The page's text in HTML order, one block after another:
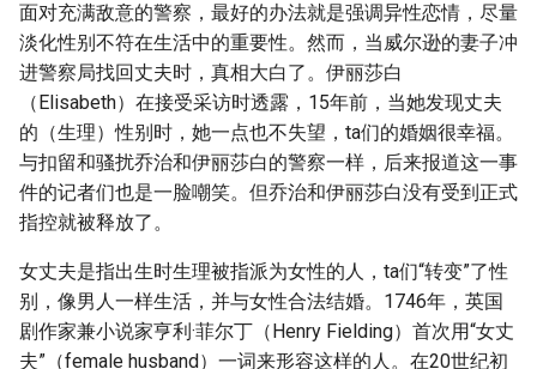
c
h
面对充满敌意的警察，最好的办法就是强调异性恋情，尽量
淡化性别不符在生活中的重要性。然而，当威尔逊的妻子冲
进警察局找回丈夫时，真相大白了。伊丽莎白
（Elisabeth）在接受采访时透露，15年前，当她发现丈夫
的（生理）性别时，她一点也不失望，ta们的婚姻很幸福。
与扣留和骚扰乔治和伊丽莎白的警察一样，后来报道这一事
件的记者们也是一脸嘲笑。但乔治和伊丽莎白没有受到正式
指控就被释放了。
女丈夫是指出生时生理被指派为女性的人，ta们“转变”了性
别，像男人一样生活，并与女性合法结婚。1746年，英国
剧作家兼小说家亨利·菲尔丁（Henry Fielding）首次用“女丈
夫”（female husband）一词来形容这样的人。在20世纪初